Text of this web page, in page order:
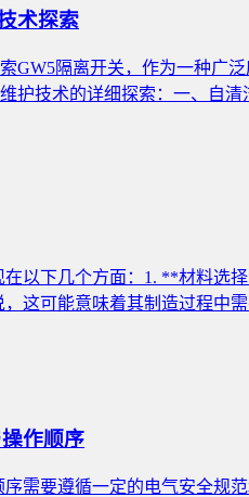
术探索
GW5隔离开关，作为一种广
护技术的详细探索：一、自
以下几个方面：1. **材料选
这可能意味着其制造过程
作顺序
需要遵循一定的电气安全规